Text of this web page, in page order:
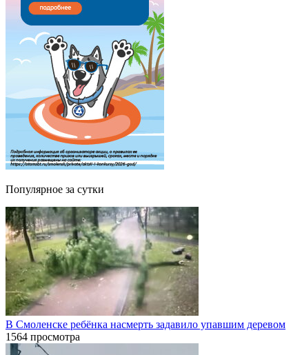
Популярное за сутки
В Смоленске ребёнка насмерть задавило упавшим деревом
1564 просмотра